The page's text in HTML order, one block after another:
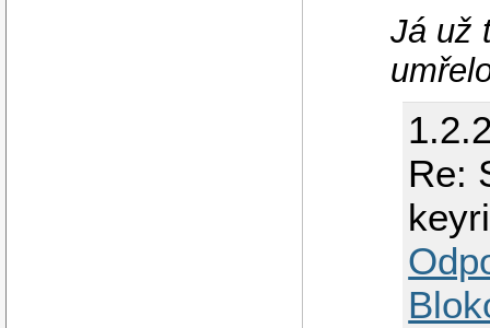
Já už
Re: